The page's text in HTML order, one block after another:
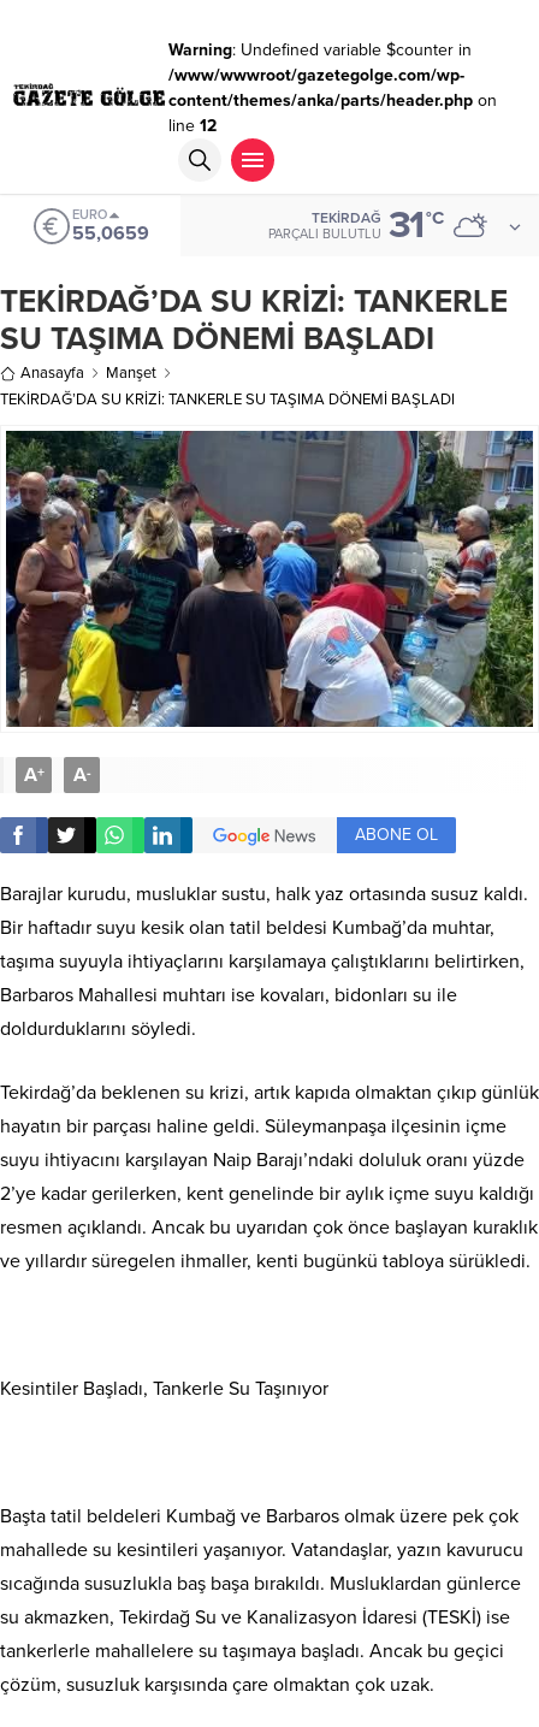
Warning: Undefined variable $counter in
/www/wwwroot/gazetegolge.com/wp-
content/themes/anka/parts/header.phpon
line 12
EURO
55,0659
TEKIRDAĞ
PARÇALI BULUTLU 31°C
TEKİRDAĞ’DA SU KRİZİ: TANKERLE
SU TAŞIMA DÖNEMİ BAŞLADI
Anasayfa
Manşet
TEKİRDAĞ’DA SU KRİZİ: TANKERLE SU TAŞIMA DÖNEMİ BAŞLADI
A+ A-
ABONE OL
Barajlar kurudu, musluklar sustu, halk yaz ortasında susuz kaldı.
Bir haftadır suyu kesik olan tatil beldesi Kumbağ’da muhtar,
taşıma suyuyla ihtiyaçlarını karşılamaya çalıştıklarını belirtirken,
Barbaros Mahallesi muhtarı ise kovaları, bidonları su ile
doldurduklarını söyledi.
Tekirdağ’da beklenen su krizi, artık kapıda olmaktan çıkıp günlük
hayatın bir parçası haline geldi. Süleymanpaşa ilçesinin içme
suyu ihtiyacını karşılayan Naip Barajı’ndaki doluluk oranı yüzde
2’ye kadar gerilerken, kent genelinde bir aylık içme suyu kaldığı
resmen açıklandı. Ancak bu uyarıdan çok önce başlayan kuraklık
ve yıllardır süregelen ihmaller, kenti bugünkü tabloya sürükledi.
Kesintiler Başladı, Tankerle Su Taşınıyor
Başta tatil beldeleri Kumbağ ve Barbaros olmak üzere pek çok
mahallede su kesintileri yaşanıyor. Vatandaşlar, yazın kavurucu
sıcağında susuzlukla baş başa bırakıldı. Musluklardan günlerce
su akmazken, Tekirdağ Su ve Kanalizasyon İdaresi (TESKİ) ise
tankerlerle mahallelere su taşımaya başladı. Ancak bu geçici
çözüm, susuzluk karşısında çare olmaktan çok uzak.